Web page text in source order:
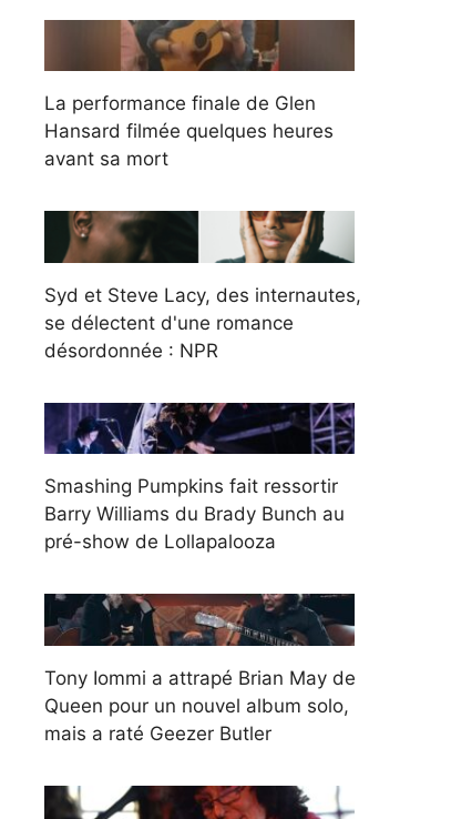
La performance finale de Glen
Hansard filmée quelques heures
avant sa mort
Syd et Steve Lacy, des internautes,
se délectent d'une romance
désordonnée : NPR
Smashing Pumpkins fait ressortir
Barry Williams du Brady Bunch au
pré-show de Lollapalooza
Tony Iommi a attrapé Brian May de
Queen pour un nouvel album solo,
mais a raté Geezer Butler